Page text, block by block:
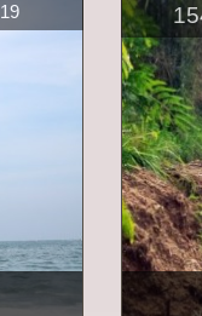
19